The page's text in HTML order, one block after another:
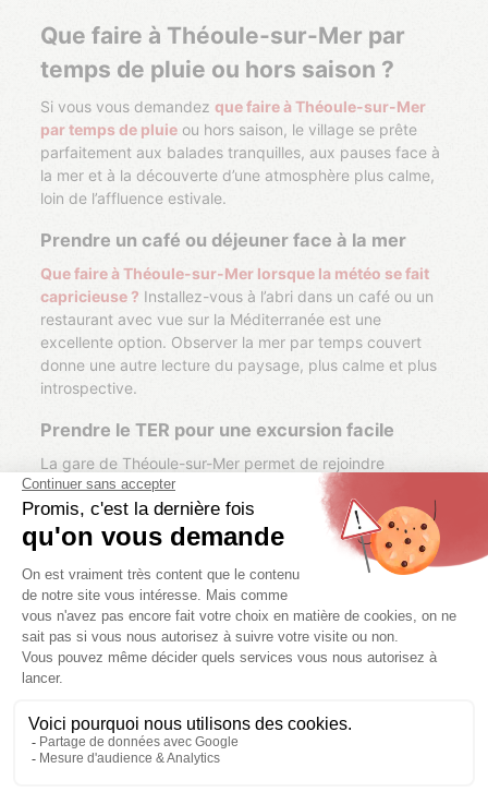
Que faire à Théoule-sur-Mer par
temps de pluie ou hors saison ?
Si vous vous demandezque faire à Théoule-sur-Mer
par temps de pluie ou hors saison, le village se prête
parfaitement aux balades tranquilles, aux pauses face à
la mer et à la découverte d’une atmosphère plus calme,
loin de l’affluence estivale.
Prendre un café ou déjeuner face à la mer
Que faire à Théoule-sur-Mer lorsque la météo se fait
capricieuse ? Installez-vous à l’abri dans un café ou un
restaurant avec vue sur la Méditerranée est une
excellente option. Observer la mer par temps couvert
donne une autre lecture du paysage, plus calme et plus
introspective.
Prendre le TER pour une excursion facile
La gare de Théoule-sur-Mer permet de rejoindre
facilement Cannes ou Mandelieu-la-Napoule. Par temps
de pluie, c’est une bonne alternative pour visiter, faire un
musée ou simplement changer d’air sans prendre la
Notre conseil :consultez les horaires à l’avance et
partez léger, le TER reste le moyen le plus simple pour se
déplacer depuis Théoule hors saison.
Que faire à Théoule-sur-Mer pour
les sportifs ?
Vous êtes sportifs et vous vous demandez